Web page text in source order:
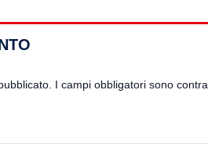
I campi obbligatori sono